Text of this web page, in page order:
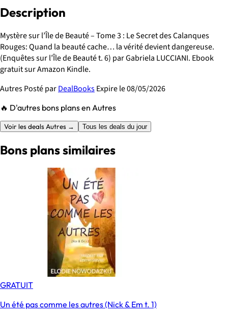
Description
Mystère sur l’Île de Beauté – Tome 3 : Le Secret des Calanques
Rouges: Quand la beauté cache… la vérité devient dangereuse.
(Enquêtes sur l’Île de Beauté t. 6) par Gabriela LUCCIANI. Ebook
gratuit sur Amazon Kindle.
AutresPosté parDealBooksExpire le 08/05/2026
🔥 D'autres bons plans en Autres
Voir les deals Autres → Tous les deals du jour
Bons plans similaires
GRATUIT
Un été pas comme les autres (Nick & Em t. 1)